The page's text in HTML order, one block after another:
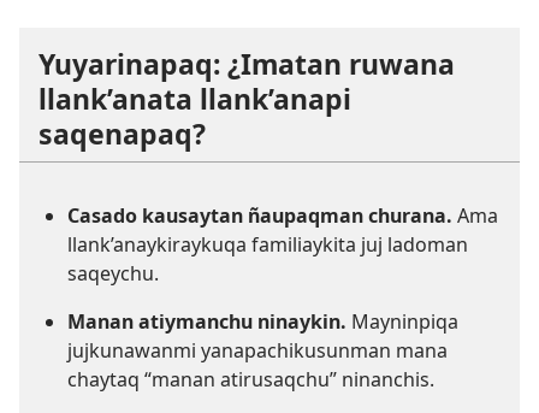
Yuyarinapaq: ¿Imatan ruwana
llank’anata llank’anapi
saqenapaq?
Casado kausaytan ñaupaqman churana. Ama
llank’anaykiraykuqa familiaykita juj ladoman
saqeychu.
Manan atiymanchu ninaykin. Mayninpiqa
jujkunawanmi yanapachikusunman mana
chaytaq “manan atirusaqchu” ninanchis.